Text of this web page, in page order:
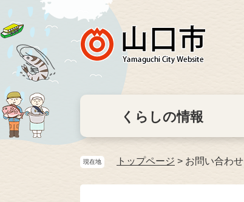
くらしの情報
現在地 トップページ > お問い合わせ